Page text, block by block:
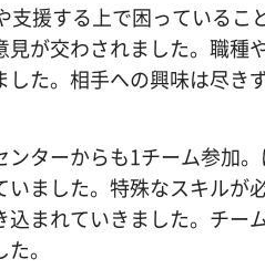
援する上で困っているこ
が交わされました。職種
た。相手への興味は尽き
ターからも1チーム参加
ました。特殊なスキルが
まれていきました。チー
。